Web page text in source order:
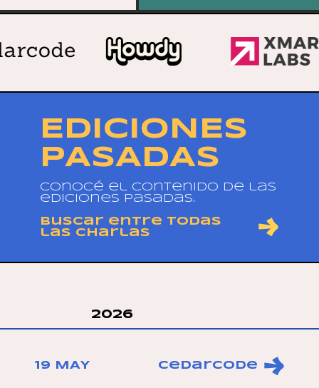
EDICIONES
PASADAS
Conocé el contenido de las
ediciones pasadas.
Buscar entre todas
las charlas
2026
19 MAY Cedarcode